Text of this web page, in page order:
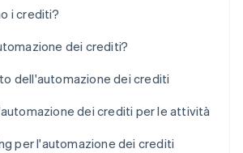
i crediti?
dei crediti?
dell'automazione dei crediti
dei crediti per le attività
per l'automazione dei crediti